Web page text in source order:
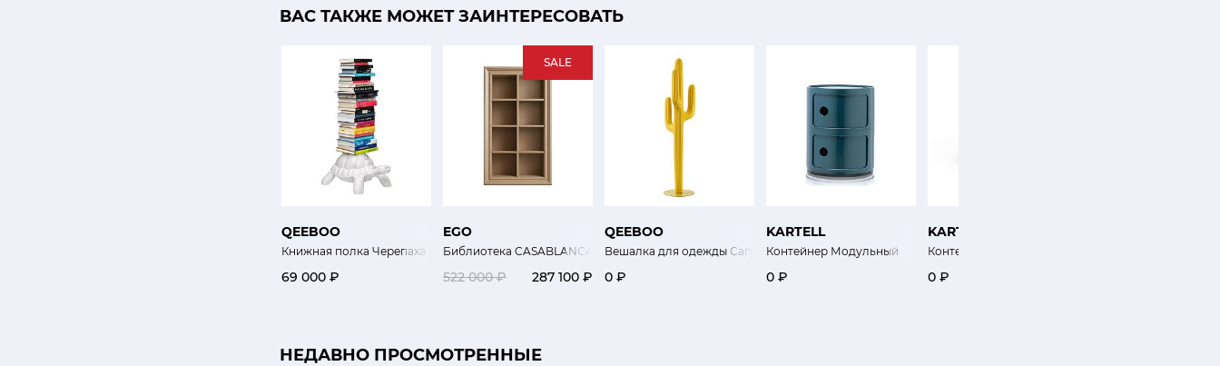
ВАС ТАКЖЕ МОЖЕТ ЗАИНТЕРЕСОВАТЬ
QEEBOO
Книжная полка Черепаха несет книги
69 000 ₽
SALE
EGO
Библиотека CASABLANCA
522 000 ₽ 287 100 ₽
QEEBOO
Вешалка для одежды Сагуаро желтая
0 ₽
KARTELL
Контейнер Модульный
0 ₽
KARTELL
Контейнер Модульный
0 ₽
НЕДАВНО ПРОСМОТРЕННЫЕ